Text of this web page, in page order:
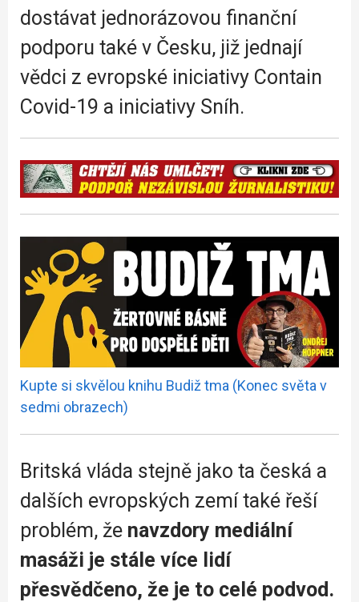
dostávat jednorázovou finanční
podporu také v Česku, již jednají
vědci z evropské iniciativy Contain
Covid-19 a iniciativy Sníh.
Kupte si skvělou knihu Budiž tma (Konec světa v
sedmi obrazech)
Britská vláda stejně jako ta česká a
dalších evropských zemí také řeší
problém, že navzdory mediální
masáži je stále více lidí
přesvědčeno, že je to celé podvod.